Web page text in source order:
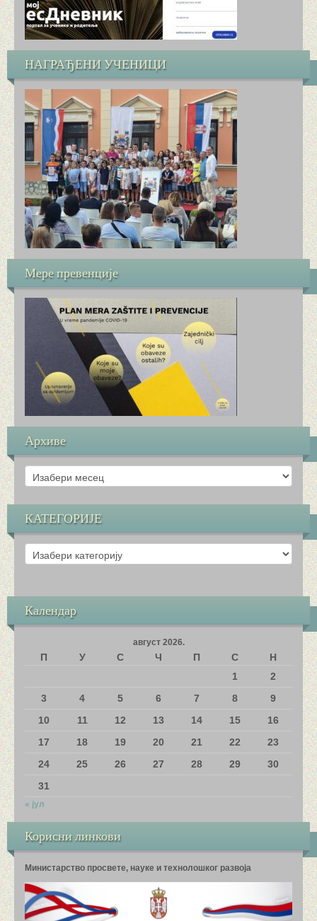
НЕМАЧКИ ЈЕЗИК
ШАХ
МАЛЕ ОЛИМПИЈСКЕ ИГРЕ (МОИ)
СЛОБОДНЕ НАСТАВНЕ АКТИВНОСТИ (СНА)
РАСПОРЕД ЧАСОВА И ЗВОНА
СЛОБОДНО ВРЕМЕ ЗА РАЗГОВОРЕ СА
ИНФОРМАТОР
УПИС У ПРВИ РАЗРЕД
ЗАВРШНИ ИСПИТ И УПИС У СРЕДЊУ ШКОЛУ
КОНТАКТ
КОЛЕКТИВ
НАСТАВНИЦИ РАЗРЕДНЕ НАСТАВЕ
НАСТАВНИЦИ ПРЕДМЕТНЕ НАСТАВЕ
СТРУЧНИ САРАДНИЦИ
УПРАВА ШКОЛЕ
ЗДРАВЉЕ
О ШКОЛИ
ШАМПИОНИ МОЈЕ ШКОЛЕ
МАТЕМАТИЧКИ КАМП
НАГРАЂЕНИ УЧЕНИЦИ
Мере превенције
Архиве
Архиве
КАТЕГОРИЈЕ
КАТЕГОРИЈЕ
Календар
август 2026.
П У С Ч П С
Н
1
2
3
4 5 6 7 8
9
10
11 12 13 14 15
16
17
18 19 20 21 22
23
24
25 26 27 28 29
30
31
« јул
Корисни линкови
Министарство просвете, науке и технолошког развоја